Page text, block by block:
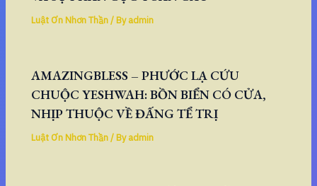
Luật Ơn Nhơn Thần/ Byadmin
AMAZINGBLESS – PHƯỚC LẠ CỨU
CHUỘC YESHWAH: BỒN BIỂN CÓ CỬA,
NHỊP THUỘC VỀ ĐẤNG TỂ TRỊ
Luật Ơn Nhơn Thần/ Byadmin